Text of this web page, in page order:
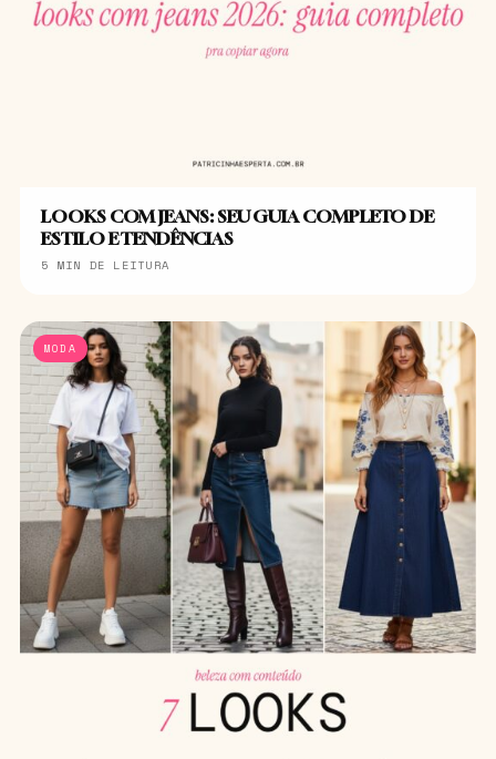
LOOKS COM JEANS: SEU GUIA COMPLETO DE
ESTILO E TENDÊNCIAS
5 MIN DE LEITURA
MODA